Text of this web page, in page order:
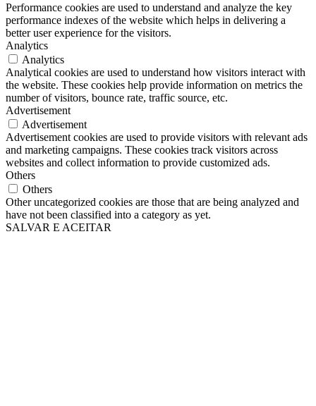
Performance cookies are used to understand and analyze the key
performance indexes of the website which helps in delivering a
better user experience for the visitors.
Analytics
Analytics
Analytical cookies are used to understand how visitors interact with
the website. These cookies help provide information on metrics the
number of visitors, bounce rate, traffic source, etc.
Advertisement
Advertisement
Advertisement cookies are used to provide visitors with relevant ads
and marketing campaigns. These cookies track visitors across
websites and collect information to provide customized ads.
Others
Others
Other uncategorized cookies are those that are being analyzed and
have not been classified into a category as yet.
SALVAR E ACEITAR